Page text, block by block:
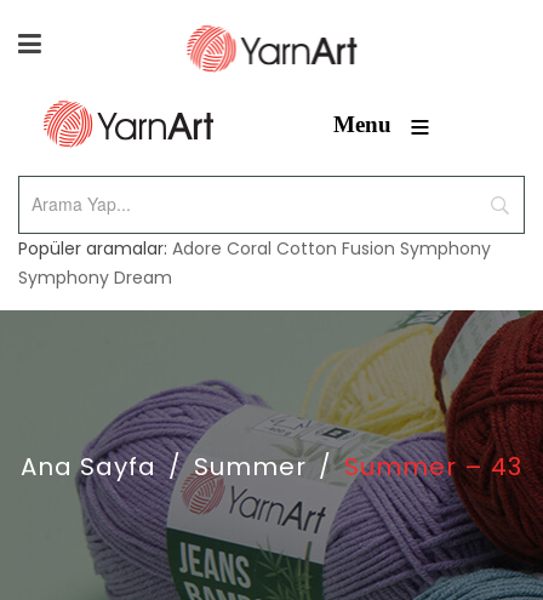
Menu ≡
Popüler aramalar: Adore Coral Cotton Fusion Symphony
Symphony Dream
Ana Sayfa / Summer / Summer – 43